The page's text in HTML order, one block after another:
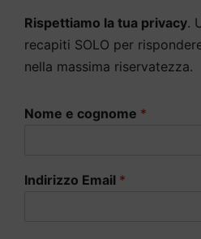
Rispettiamo la tua privacy.
recapiti SOLO per
nella massima riservatezza.
Nome e cognome *
Indirizzo Email *